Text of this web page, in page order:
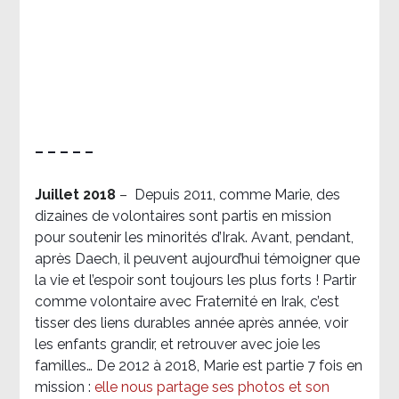
– – – – –
Juillet 2018 –
Depuis 2011, comme Marie, des
dizaines de volontaires sont partis en mission
pour soutenir les minorités d’Irak. Avant, pendant,
après Daech, il peuvent aujourd’hui témoigner que
la vie et l’espoir sont toujours les plus forts ! Partir
comme volontaire avec Fraternité en Irak, c’est
tisser des liens durables année après année, voir
les enfants grandir, et retrouver avec joie les
familles… De 2012 à 2018, Marie est partie 7 fois en
mission : elle nous partage ses photos et son